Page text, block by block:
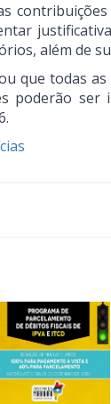
além de
que todas
poderão